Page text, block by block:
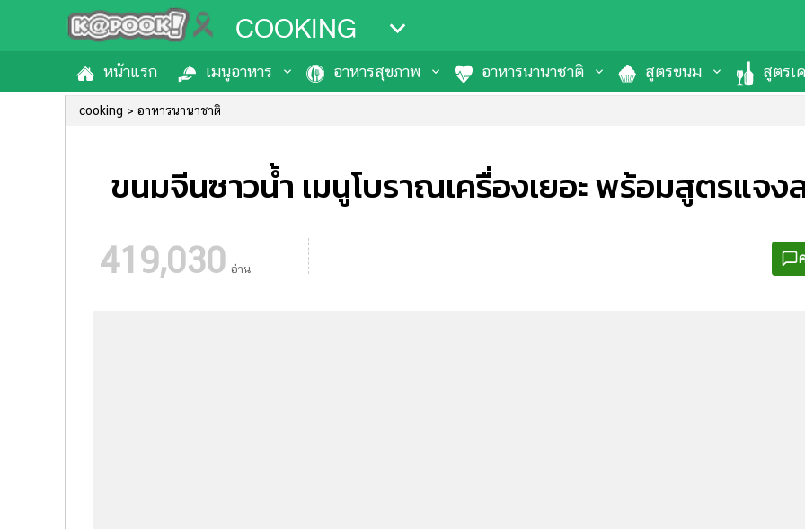
COOKING
หน้าแรก เมนูอาหาร อาหารสุขภาพ อาหารนานาชาติ สูตรขนม สูตรเ
cooking อาหารนานาชาติ
ขนมจีนซาวน้ำ เมนูโบราณเครื่องเยอะ พร้อมสูตรแจ
419,030 อ่าน